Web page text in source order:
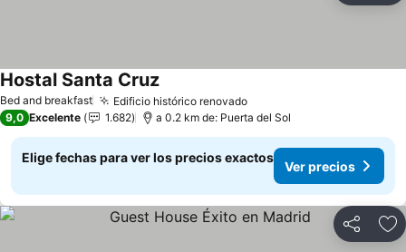
Bed and breakfast Edificio histórico renovado
Hostal Santa Cruz
9,0 Excelente 1.682 a 0.2 km de: Puerta del Sol
Elige fechas para ver los precios exactos
Ver precios
Compartir